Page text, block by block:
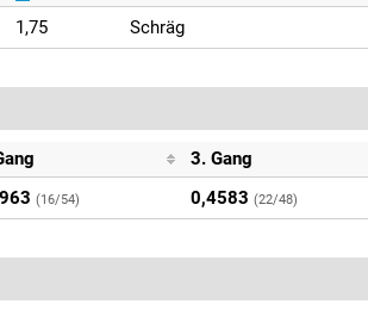
1,75 Schräg
3. Gang
(16/54) 0,4583 (22/48)